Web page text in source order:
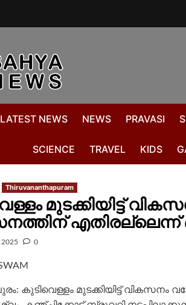
LATEST NEWS NEWS PRAVASI
SCIENCE TRAVEL KIDS
Thiruvananthapuram
മുടക്കിയിട്ട്
2025 0
കുടിവെള്ളം മുടക്കിയിട്ട് വികസനം